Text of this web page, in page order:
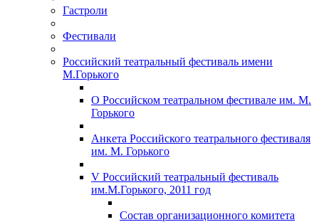
Гастроли
Фестивали
Российский театральный фестиваль имени
М.Горького
О Российском театральном фестивале им. М.
Горького
Анкета Российского театрального фестиваля
им. М. Горького
V Российский театральный фестиваль
им.М.Горького, 2011 год
Состав организационного комитета